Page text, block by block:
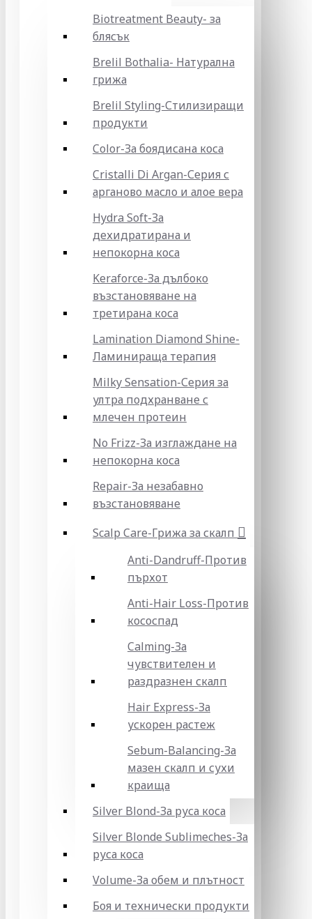
Biotreatment Beauty- за
блясък
Brelil Bothalia- Натурална
грижа
Brelil Styling-Стилизиращи
продукти
Color-За боядисана коса
Cristalli Di Argan-Серия с
арганово масло и алое вера
Hydra Soft-За
дехидратирана и
непокорна коса
Keraforce-За дълбоко
възстановяване на
третирана коса
Lamination Diamond Shine-
Ламинираща терапия
Milky Sensation-Серия за
ултра подхранване с
млечен протеин
No Frizz-За изглаждане на
непокорна коса
Repair-За незабавно
възстановяване
Scalp Care-Грижа за скалп
Anti-Dandruff-Против
пърхот
Anti-Hair Loss-Против
кососпад
Calming-За
чувствителен и
раздразнен скалп
Hair Express-За
ускорен растеж
Sebum-Balancing-За
мазен скалп и сухи
краища
Silver Blond-За руса коса
Silver Blonde Sublіmeches-За
руса коса
Volume-За обем и плътност
Боя и технически продукти